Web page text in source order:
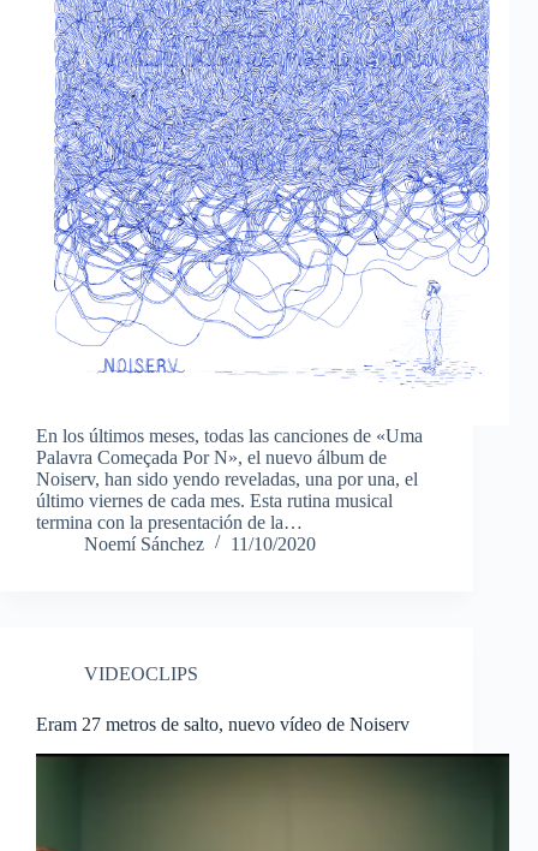
En los últimos meses, todas las canciones de «Uma
Palavra Começada Por N», el nuevo álbum de
Noiserv, han sido yendo reveladas, una por una, el
último viernes de cada mes. Esta rutina musical
termina con la presentación de la…
Noemí Sánchez
11/10/2020
VIDEOCLIPS
Eram 27 metros de salto, nuevo vídeo de Noiserv